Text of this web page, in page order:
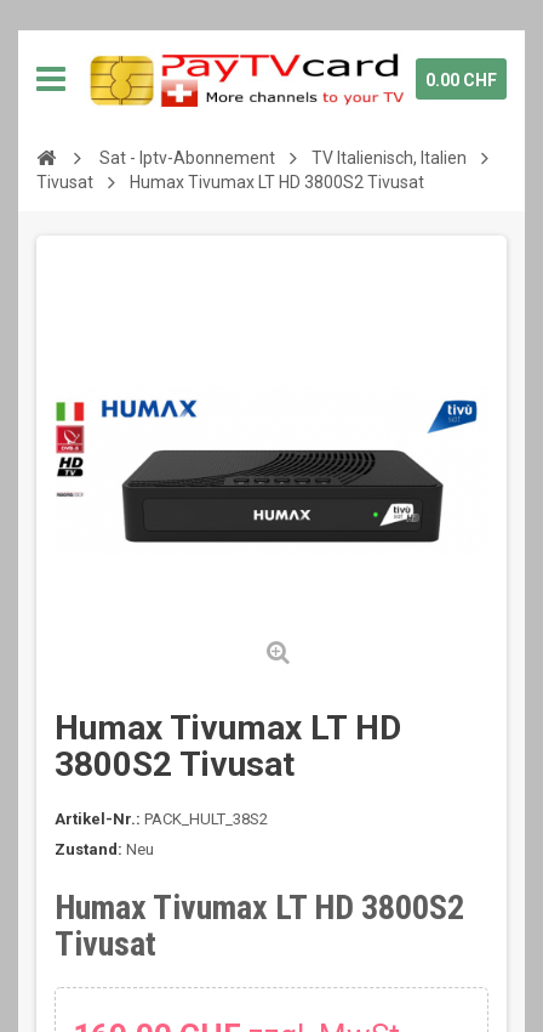
0.00 CHF
Sat - Iptv-Abonnement
TV Italienisch, Italien
Tivusat
Humax Tivumax LT HD 3800S2 Tivusat
Humax Tivumax LT HD
3800S2 Tivusat
Artikel-Nr.: PACK_HULT_38S2
Zustand: Neu
Humax Tivumax LT HD 3800S2
Tivusat